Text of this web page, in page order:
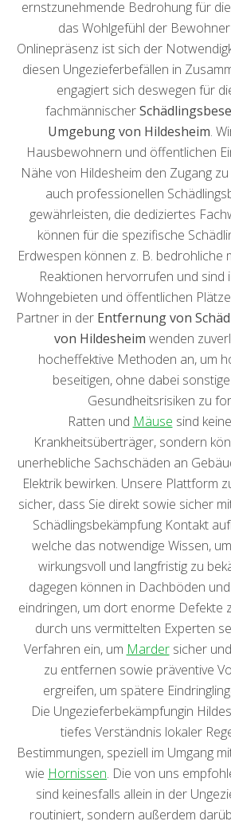
ernstzunehmende Bedrohung für
das Wohlgefühl der
Onlinepräsenz ist sich der
diesen Ungezieferbefällen in
engagiert sich deswegen für
fachmännischer
Umgebung von Hildesheim.
Hausbewohnern und öffentlichen
Nähe von Hildesheim den Zugang
auch professionellen
gewährleisten, die dediziertes
können für die spezifische
Erdwespen können z. B. bedrohliche
Reaktionen hervorrufen und sind
Wohngebieten und öffentlichen
Partner in der Entfernung von
von Hildesheim wenden
hocheffektive Methoden an, um
beseitigen, ohne dabei
Gesundheitsrisiken zu
Ratten und Mäuse sind
Krankheitsüberträger, sondern
unerhebliche Sachschäden an
Elektrik bewirken. Unsere Plattform
sicher, dass Sie direkt sowie sicher
Schädlingsbekämpfung Kontakt
welche das notwendige Wissen,
wirkungsvoll und langfristig zu
dagegen können in Dachböden
eindringen, um dort enorme Defekte
durch uns vermittelten Experten
Verfahren ein, um Mardersicher
zu entfernen sowie präventive
ergreifen, um spätere
Die Ungezieferbekämpfungin
tiefes Verständnis lokaler
Bestimmungen, speziell im Umgang
wie Hornissen. Die von uns
sind keinesfalls allein in der
routiniert, sondern außerdem